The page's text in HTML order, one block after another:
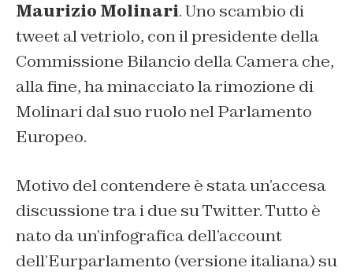
Maurizio Molinari. Uno scambio di
tweet al vetriolo, con il presidente della
Commissione Bilancio della Camera che,
alla fine, ha minacciato la rimozione di
Molinari dal suo ruolo nel Parlamento
Europeo.
Motivo del contendere è stata un’accesa
discussione tra i due su Twitter. Tutto è
nato da un’infografica dell’account
dell’Eurparlamento (versione italiana) su